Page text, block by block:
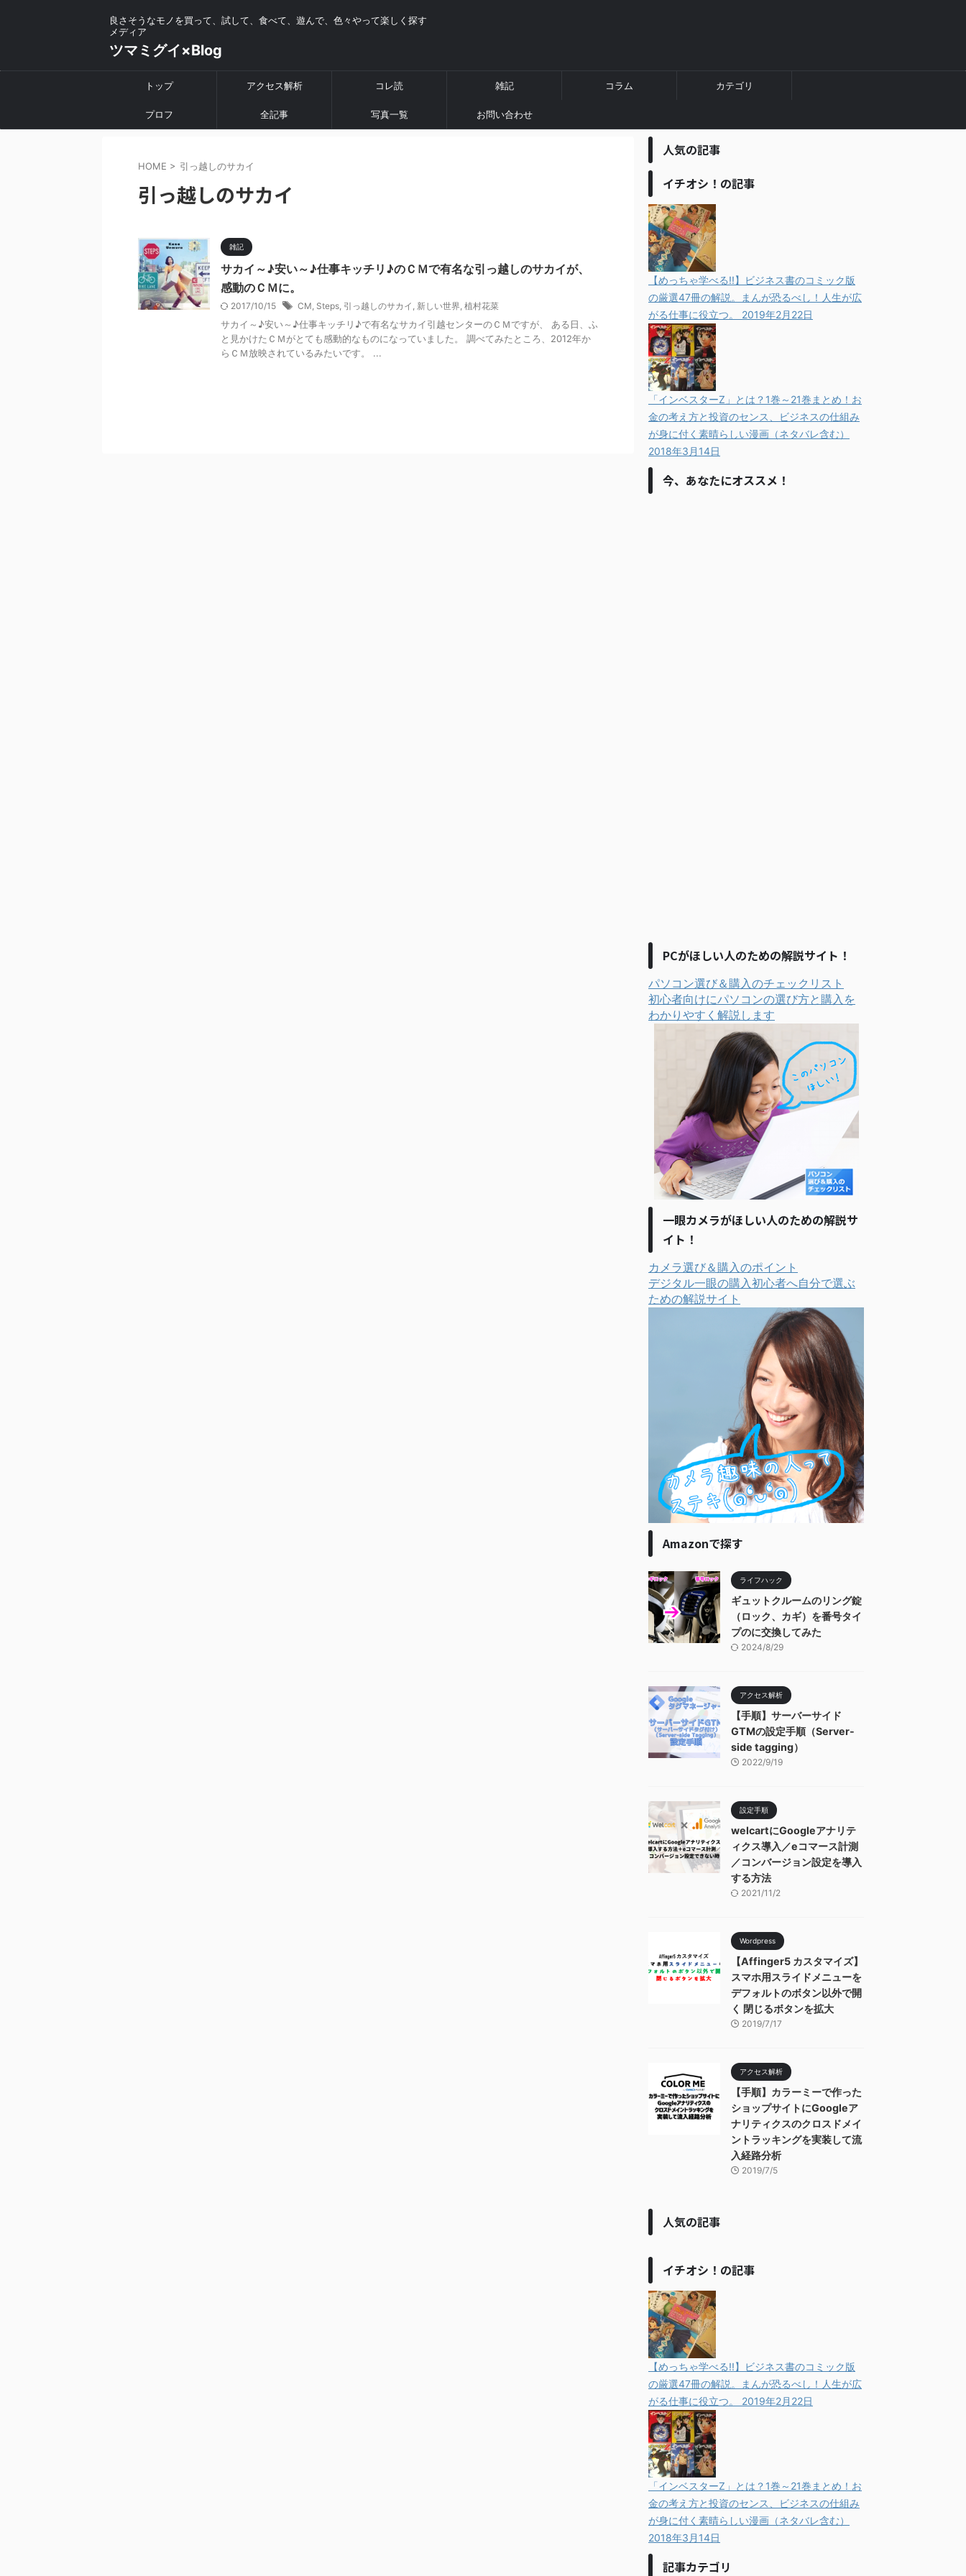
良さそうなモノを買って、試して、食べて、遊んで、色々やって楽しく探す
メディア
ツマミグイ×Blog
トップ アクセス解析 コレ読 雑記 コラム カテゴリ
プロフ 全記事 写真一覧 お問い合わせ
HOME > 引っ越しのサカイ
引っ越しのサカイ
雑記
サカイ～♪安い～♪仕事キッチリ♪のＣＭで有名な引っ越しのサカイが、
感動のＣＭに。
2017/10/15 CM, Steps, 引っ越しのサカイ , 新しい世界, 植村花菜
サカイ～♪安い～♪仕事キッチリ♪で有名なサカイ引越センターのＣＭですが、 ある日、ふ
と見かけたＣＭがとても感動的なものになっていました。 調べてみたところ、2012年か
らＣＭ放映されているみたいです。 ...
人気の記事
イチオシ！の記事
【めっちゃ学べる!!】ビジネス書のコミック版
の厳選47冊の解説。まんが恐るべし！人生が広
がる仕事に役立つ。 2019年2月22日
「インベスターZ」とは？1巻～21巻まとめ！お
金の考え方と投資のセンス、ビジネスの仕組み
が身に付く素晴らしい漫画（ネタバレ含む）
2018年3月14日
今、あなたにオススメ！
PCがほしい人のための解説サイト！
パソコン選び＆購入のチェックリスト
初心者向けにパソコンの選び方と購入を
わかりやすく解説します
一眼カメラがほしい人のための解説サ
イト！
カメラ選び＆購入のポイント
デジタル一眼の購入初心者へ自分で選ぶ
ための解説サイト
Amazonで探す
ライフハック
ギュットクルームのリング錠
（ロック、カギ）を番号タイ
プのに交換してみた
2024/8/29
アクセス解析
【手順】サーバーサイド
GTMの設定手順（Server-
side tagging）
2022/9/19
設定手順
welcartにGoogleアナリテ
ィクス導入／eコマース計測
／コンバージョン設定を導入
する方法
2021/11/2
Wordpress
【Affinger5 カスタマイズ】
スマホ用スライドメニューを
デフォルトのボタン以外で開
く 閉じるボタンを拡大
2019/7/17
アクセス解析
【手順】カラーミーで作った
ショップサイトにGoogleア
ナリティクスのクロスドメイ
ントラッキングを実装して流
入経路分析
2019/7/5
人気の記事
イチオシ！の記事
【めっちゃ学べる!!】ビジネス書のコミック版
の厳選47冊の解説。まんが恐るべし！人生が広
がる仕事に役立つ。 2019年2月22日
「インベスターZ」とは？1巻～21巻まとめ！お
金の考え方と投資のセンス、ビジネスの仕組み
が身に付く素晴らしい漫画（ネタバレ含む）
2018年3月14日
記事カテゴリ